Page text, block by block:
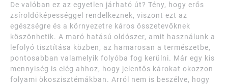
De valóban ez az egyetlen járható út? Tény, hogy erős
zsíroldóképességgel rendelkeznek, viszont ezt az
egészségre és a környezetre káros összetevőknek
köszönhetik. A maró hatású oldószer, amit használunk a
lefolyó tisztítása közben, az hamarosan a természetbe,
pontosabban valamelyik folyóba fog kerülni. Már egy kis
mennyiség is elég ahhoz, hogy jelentős károkat okozzon
folyami ökoszisztémákban. Arról nem is beszélve, hogy